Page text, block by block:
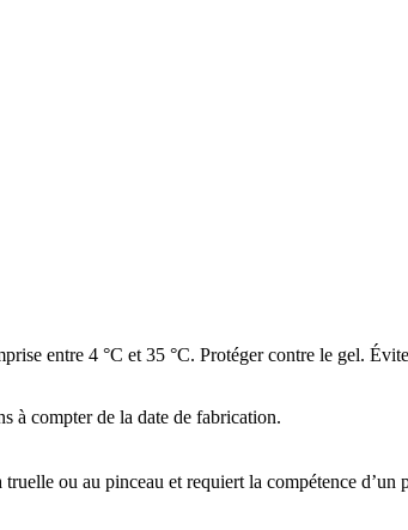
entre 4 °C et 35 °C. Protéger contre le gel.
à compter de la date de fabrication.
ou au pinceau et requiert la compétence